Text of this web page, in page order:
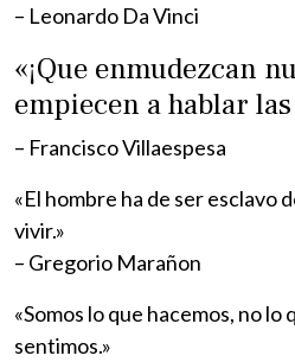
– Leonardo Da Vinci
«¡Que enmudezcan
empiecen a hablar
– Francisco Villaespesa
«El hombre ha de ser esclavo
vivir.»
– Gregorio Marañon
«Somos lo que hacemos, no lo
sentimos.»